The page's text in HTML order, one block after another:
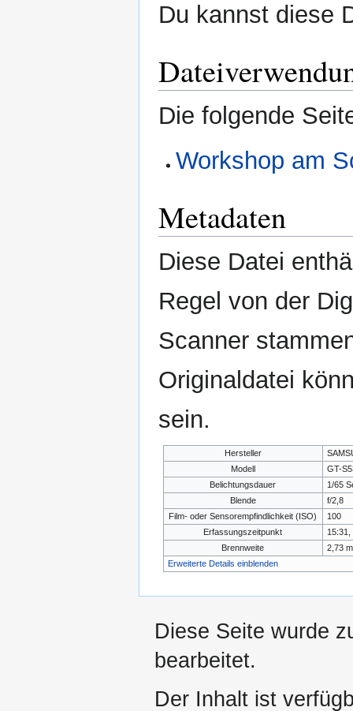
Du kannst diese
Die folgende
Workshop am
Metadaten
Diese Datei
Regel von der
Scanner
Originaldatei
sein.
Hersteller
Modell
GT-
Belichtungsdauer
1/65
Blende
f/2,8
Film- oder Sensorempfindlichkeit (ISO)
100
Erfassungszeitpunkt
15:31,
Brennweite
2,73
Erweiterte Details einblenden
Diese Seite wurde
bearbeitet.
Der Inhalt ist